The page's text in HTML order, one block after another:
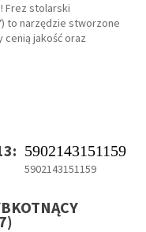
Frez stolarski
to narzędzie stworzone
jakość oraz
5902143151159
5902143151159